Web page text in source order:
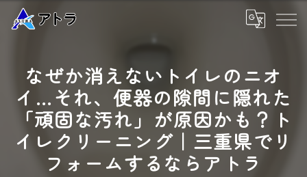
なぜか消えないトイレのニオ
イ…それ、便器の隙間に隠れた
「頑固な汚れ」が原因かも？ト
イレクリーニング｜三重県でリ
フォームするならアトラ